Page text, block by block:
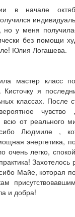
в начале
но у меня
без помощи
Юлия Логашева.
мастер класс
Кисточку я
классах. После
чувство
всю от реального
Людмиле ,
энергетика,
очень легко,
Майе, которая
и добра!